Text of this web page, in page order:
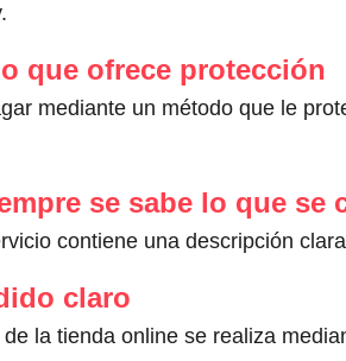
.
que ofrece protección
mediante un método que le
se sabe lo que se
contiene una descripción
claro
la tienda online se realiza